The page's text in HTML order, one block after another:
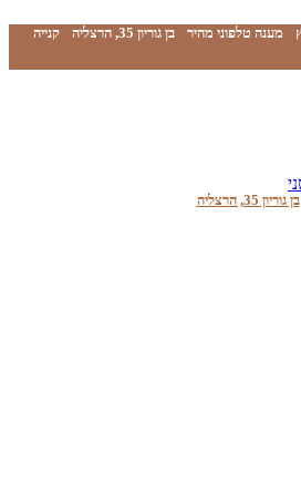
מענה טלפוני מהיר בן גוריון 35, הרצליה
קנייה
בן גוריון 35, הרצליה